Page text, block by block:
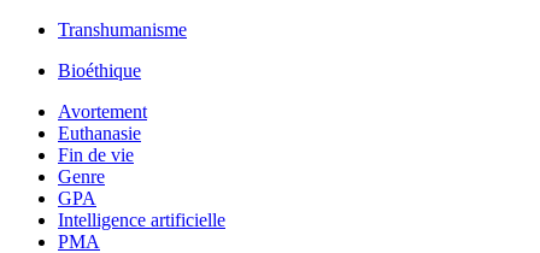
Transhumanisme
Bioéthique
Avortement
Euthanasie
Fin de vie
Genre
GPA
Intelligence artificielle
PMA